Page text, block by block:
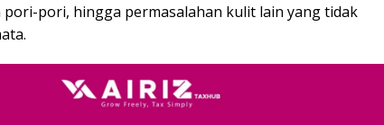
pori-pori, hingga permasalahan kulit lain yang tidak